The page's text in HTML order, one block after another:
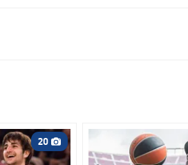
20
Camera icon
FC Barcelona club badge